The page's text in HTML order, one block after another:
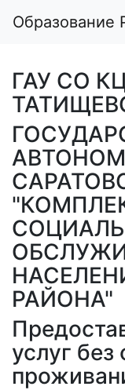
Образование
ГАУ СО
РАЙОНА"
услуг без